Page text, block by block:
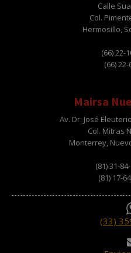
Calle
Col.
Hermosillo,
(66) 22-
(66)
Mairsa
Av. Dr. José
Col. Mitras
Monterrey,
(81) 31-
(81) 17-
(33)